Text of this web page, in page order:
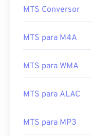
MTS Conversor
MTS para M4A
MTS para WMA
MTS para ALAC
MTS para MP3